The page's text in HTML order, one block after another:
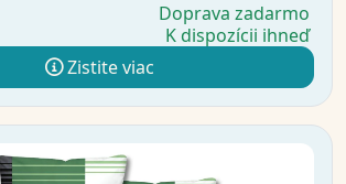
Doprava zadarmo
K dispozícii ihneď
Zistite viac